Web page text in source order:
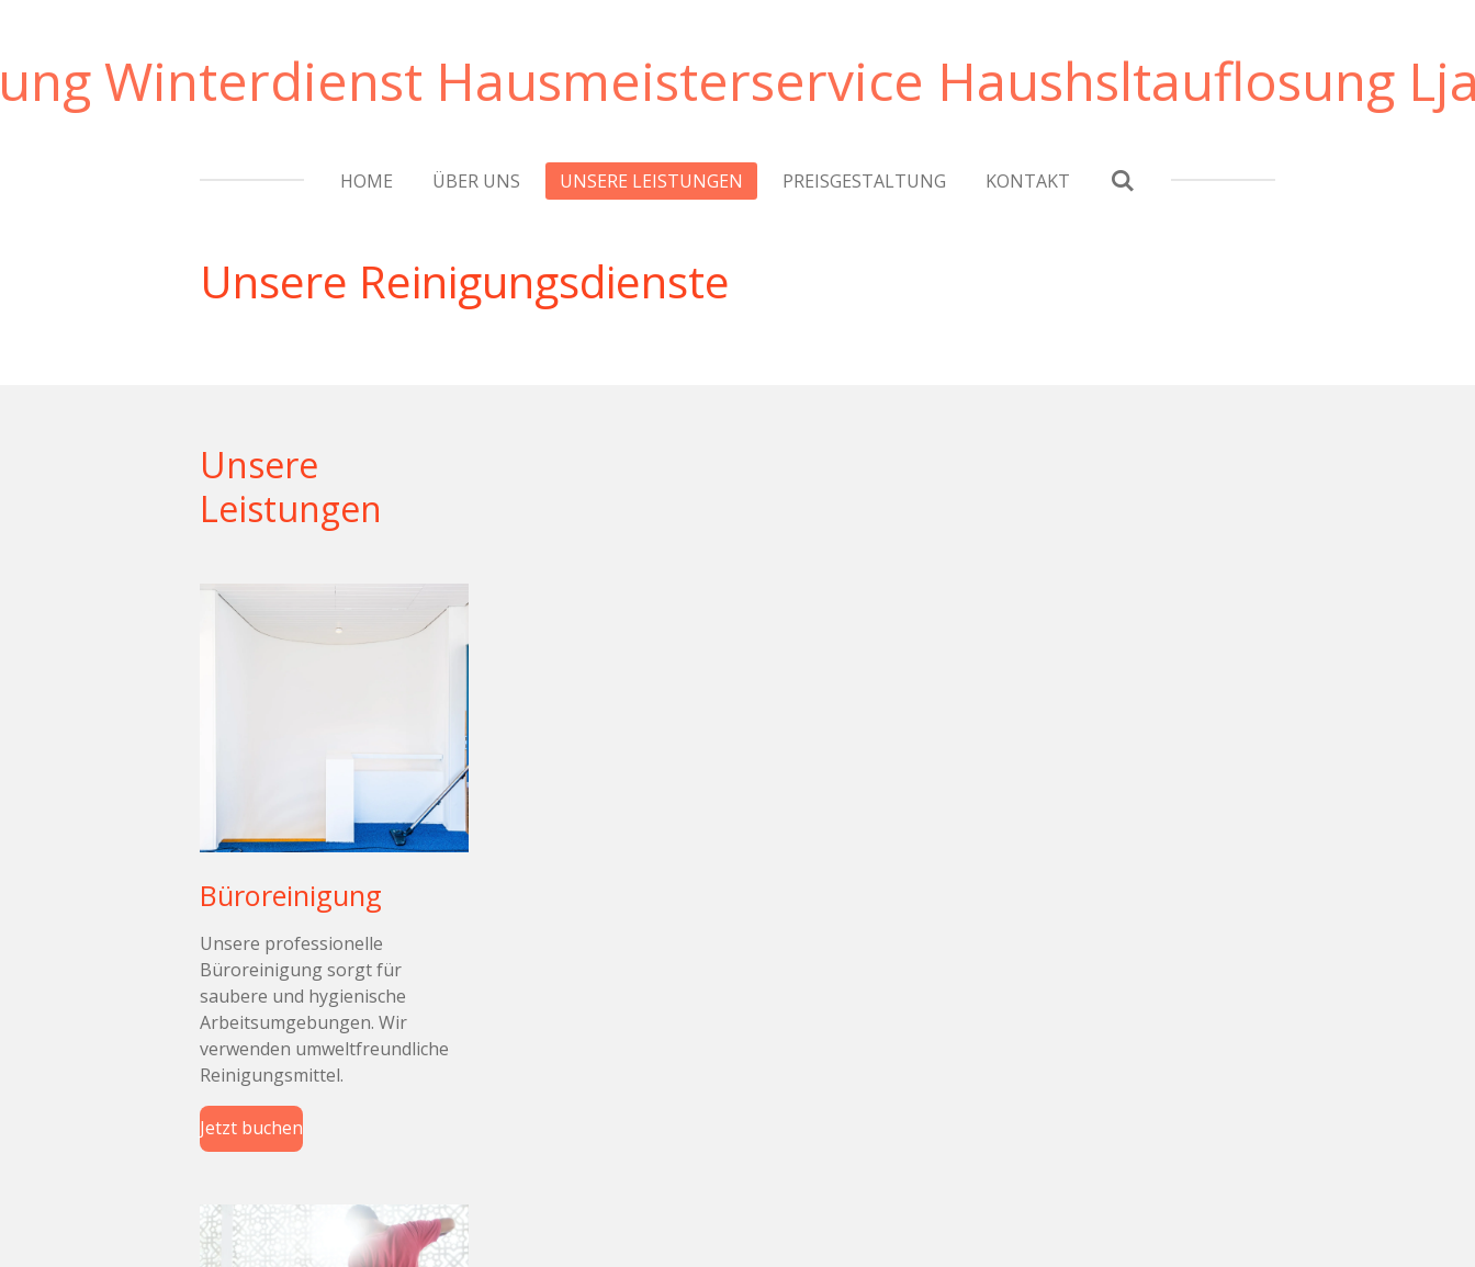
springen
Winterdienst Hausmeisterservice Haushsltauflosung
HOME ÜBER UNS UNSERE LEISTUNGEN PREISGESTALTUNG KONTAKT
Unsere Reinigungsdienste
Unsere
Leistungen
Büroreinigung
Unsere professionelle
Büroreinigung sorgt für
saubere und hygienische
Arbeitsumgebungen. Wir
verwenden umweltfreundliche
Reinigungsmittel.
Jetzt buchen